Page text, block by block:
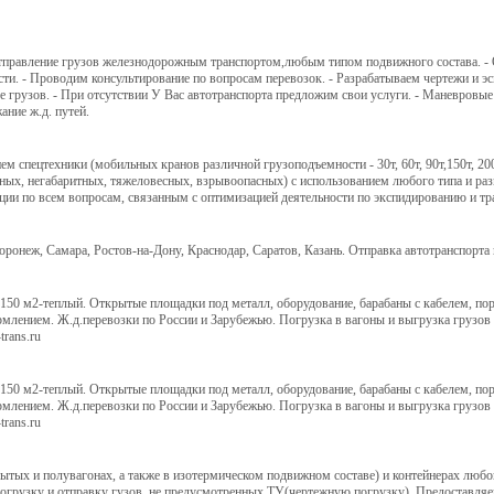
грузов железнодорожным транспортом,любым типом подвижного состава. -
Проводим консультирование по вопросам перевозок. - Разрабатываем чертежи и
грузов. - При отсутствии У Вас автотранспорта предложим свои услуги. -
ж.д. путей.
спецтехники (мобильных кранов различной грузоподъемности - 30т, 60т, 90т,150т,
негабаритных, тяжеловесных, взрывоопасных) с использованием любого типа и
по всем вопросам, связанным с оптимизацией деятельности по экспидированию и
Самара, Ростов-на-Дону, Краснодар, Саратов, Казань. Отправка
м2-теплый. Открытые площадки под металл, оборудование, барабаны с кабелем,
Ж.д.перевозки по России и Зарубежью. Погрузка в вагоны и выгрузка
м2-теплый. Открытые площадки под металл, оборудование, барабаны с кабелем,
Ж.д.перевозки по России и Зарубежью. Погрузка в вагоны и выгрузка
и полувагонах, а также в изотермическом подвижном составе) и контейнерах